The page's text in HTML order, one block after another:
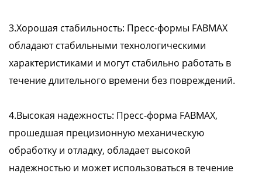
3.Хорошая стабильность: Пресс-формы FABMAX
обладают стабильными технологическими
характеристиками и могут стабильно работать в
течение длительного времени без повреждений.
4.Высокая надежность: Пресс-форма FABMAX,
прошедшая прецизионную механическую
обработку и отладку, обладает высокой
надежностью и может использоваться в течение